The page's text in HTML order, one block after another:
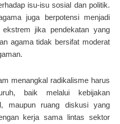
isu-isu sosial dan politik.
juga berpotensi menjadi
jika pendekatan yang
agama tidak bersifat moderat
menangkal radikalisme harus
baik melalui kebijakan
maupun ruang diskusi yang
kerja sama lintas sektor